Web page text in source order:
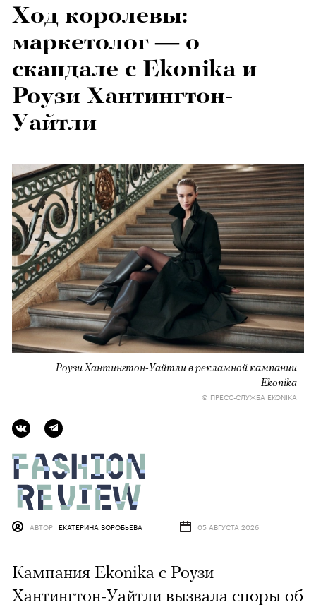
Ход королевы:
маркетолог — о
скандале с Ekonika и
Роузи Хантингтон-
Уайтли
Роузи Хантингтон-Уайтли в рекламной кампании
Ekonika
© ПРЕСС-СЛУЖБА EKONIKA
АВТОР ЕКАТЕРИНА ВОРОБЬЕВА 05 АВГУСТА 2026
Кампания Ekonika с Роузи
Хантингтон-Уайтли вызвала споры об